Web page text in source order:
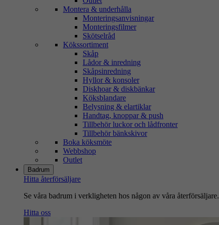
Montera & underhålla
Monteringsanvisningar
Monteringsfilmer
Skötselråd
Kökssortiment
Skåp
Lådor & inredning
Skåpsinredning
Hyllor & konsoler
Diskhoar & diskbänkar
Köksblandare
Belysning & elartiklar
Handtag, knoppar & push
Tillbehör luckor och lådfronter
Tillbehör bänkskivor
Boka köksmöte
Webbshop
Outlet
Badrum
Hitta återförsäljare
Se våra badrum i verkligheten hos någon av våra återförsäljare.
Hitta oss